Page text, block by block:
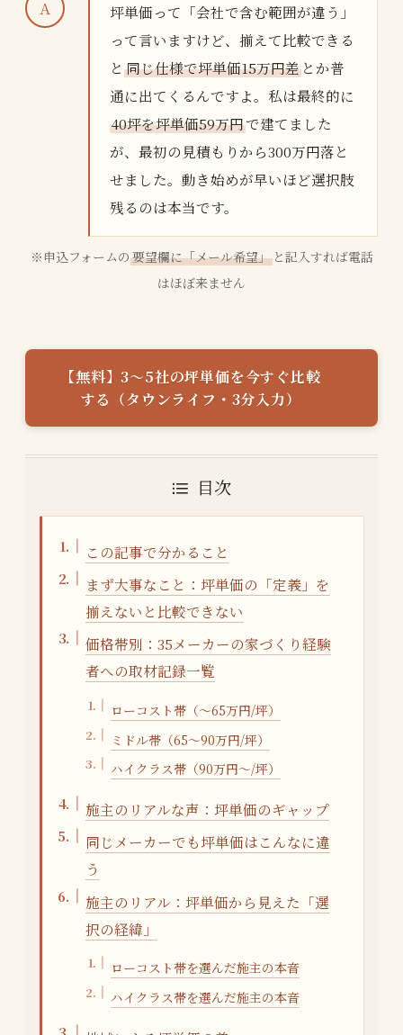
坪単価って「会社で含む範囲が違う」
って言いますけど、揃えて比較できる
と 同じ仕様で坪単価15万円差 とか普
通に出てくるんですよ。私は最終的に
40坪を坪単価59万円で建てました
が、最初の見積もりから300万円落と
せました。動き始めが早いほど選択肢
残るのは本当です。
※申込フォームの要望欄に「メール希望」と記入すれば電話
はほぼ来ません
【無料】3〜5社の坪単価を今すぐ比較
する（タウンライフ・3分入力）
目次
この記事で分かること
まず大事なこと：坪単価の「定義」を
揃えないと比較できない
価格帯別：35メーカーの家づくり経験
者への取材記録一覧
ローコスト帯（〜65万円/坪）
ミドル帯（65〜90万円/坪）
ハイクラス帯（90万円〜/坪）
施主のリアルな声：坪単価のギャップ
同じメーカーでも坪単価はこんなに違
う
施主のリアル：坪単価から見えた「選
択の経緯」
ローコスト帯を選んだ施主の本音
ハイクラス帯を選んだ施主の本音